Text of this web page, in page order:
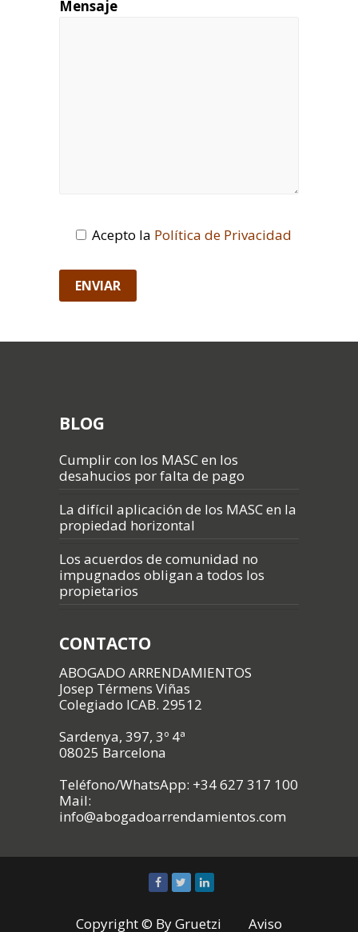
Mensaje
Acepto la Política de Privacidad
BLOG
Cumplir con los MASC en los
desahucios por falta de pago
La difícil aplicación de los MASC en la
propiedad horizontal
Los acuerdos de comunidad no
impugnados obligan a todos los
propietarios
CONTACTO
ABOGADO ARRENDAMIENTOS
Josep Térmens Viñas
Colegiado ICAB. 29512
Sardenya, 397, 3º 4ª
08025 Barcelona
Teléfono/WhatsApp: +34 627 317 100
Mail:
info@abogadoarrendamientos.com
Copyright © ByGruetzi
Aviso